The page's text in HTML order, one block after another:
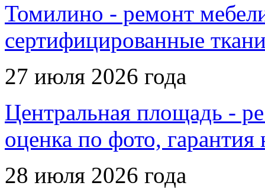
Томилино - ремонт
сертифицированные
27 июля 2026 года
Центральная площадь -
оценка по фото, гарантия
28 июля 2026 года